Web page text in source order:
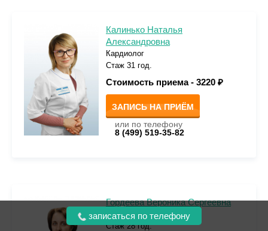
Калинько Наталья
Александровна
Кардиолог
Стаж 31 год.
Стоимость приема - 3220 ₽
ЗАПИСЬ НА ПРИЁМ
или по телефону
8 (499) 519-35-82
Гордеева Вероника Сергеевна
Гастроэнтеролог
Стаж 28 год.
записаться по телефону